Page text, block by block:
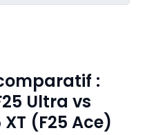
:
Ultra vs
(F25 Ace)